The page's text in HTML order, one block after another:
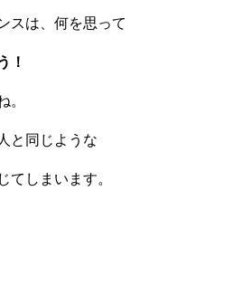
スは、何を思って
。
と同じような
てしまいます。